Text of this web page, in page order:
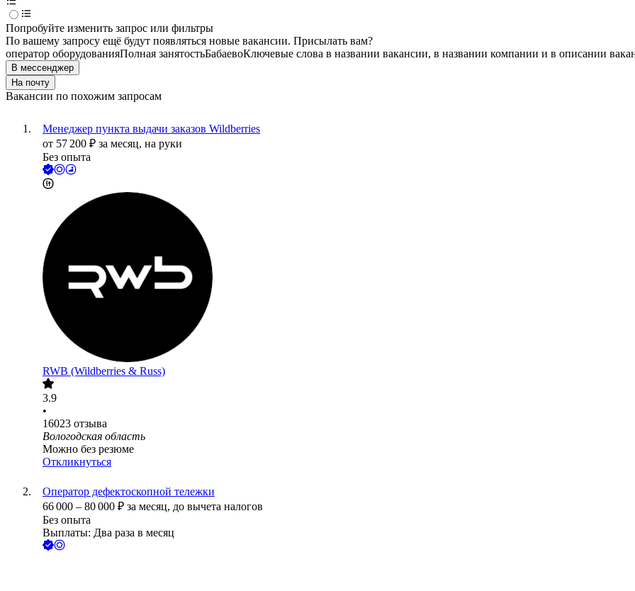
Попробуйте изменить запрос или фильтры
По вашему запросу ещё будут появляться новые вакансии. Присылать вам?
оператор оборудованияПолная занятостьБабаевоКлючевые слова в названии вакансии, в названии компании и в описании
В мессенджер
На почту
Вакансии по похожим запросам
Менеджер пункта выдачи заказов Wildberries
от 57 200 ₽ за месяц, на руки
Без опыта
RWB (Wildberries & Russ)
3.9
•
16023 отзыва
Вологодская область
Можно без резюме
Откликнуться
Оператор дефектоскопной тележки
66 000 – 80 000 ₽ за месяц, до вычета налогов
Без опыта
Выплаты: Два раза в месяц